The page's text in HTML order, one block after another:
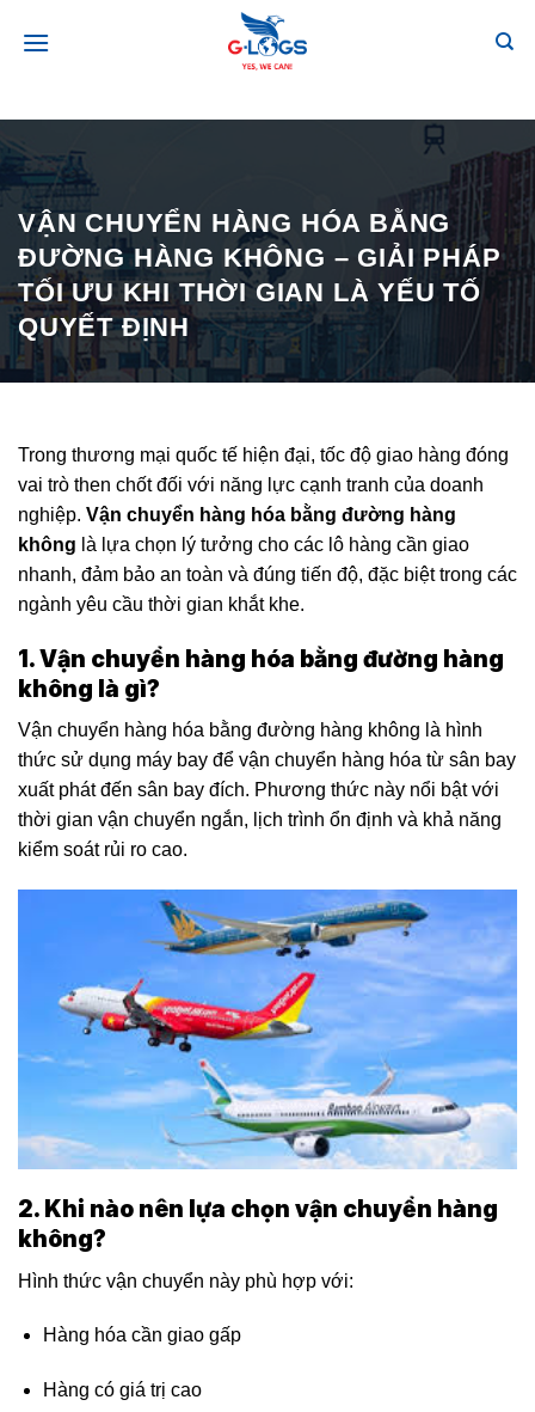
qua
VẬN CHUYỂN HÀNG HÓA BẰNG
ĐƯỜNG HÀNG KHÔNG – GIẢI PHÁP
TỐI ƯU KHI THỜI GIAN LÀ YẾU TỐ
QUYẾT ĐỊNH
Trong thương mại quốc tế hiện đại, tốc độ giao hàng đóng
vai trò then chốt đối với năng lực cạnh tranh của doanh
nghiệp. Vận chuyển hàng hóa bằng đường hàng
không là lựa chọn lý tưởng cho các lô hàng cần giao
nhanh, đảm bảo an toàn và đúng tiến độ, đặc biệt trong các
ngành yêu cầu thời gian khắt khe.
1. Vận chuyển hàng hóa bằng đường hàng
không là gì?
Vận chuyển hàng hóa bằng đường hàng không là hình
thức sử dụng máy bay để vận chuyển hàng hóa từ sân bay
xuất phát đến sân bay đích. Phương thức này nổi bật với
thời gian vận chuyển ngắn, lịch trình ổn định và khả năng
kiểm soát rủi ro cao.
2. Khi nào nên lựa chọn vận chuyển hàng
không?
Hình thức vận chuyển này phù hợp với:
Hàng hóa cần giao gấp
Hàng có giá trị cao